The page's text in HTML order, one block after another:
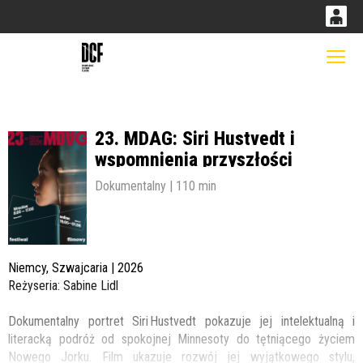
14 51
23. MDAG: Siri Hustvedt i
wspomnienia przyszłości
Dokumentalny | 110 min
Niemcy, Szwajcaria | 2026
Reżyseria: Sabine Lidl
Dokumentalny portret Siri Hustvedt pokazuje jej intelektualną i
literacką podróż od spokojnej Minnesoty do tętniącego życiem
Nowego Jorku. Film ukazuje rozwój jej wyjątkowego stylu,